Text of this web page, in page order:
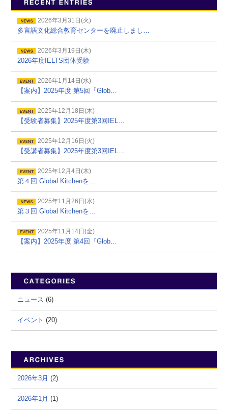
2026年3月31日(火)
多言語文化総合教育センターを廃止しまし…
2026年3月19日(木)
2026年度IELTS団体受験
2026年1月14日(水)
【案内】2025年度 第5回『Glob…
2025年12月18日(木)
【受験者募集】2025年度第3回IEL…
2025年12月16日(火)
【受講者募集】2025年度第3回IEL…
2025年12月4日(木)
第４回 Global Kitchenを…
2025年11月26日(水)
第３回 Global Kitchenを…
2025年11月14日(金)
【案内】2025年度 第4回『Glob…
ニュース (6)
イベント (20)
2026年3月 (2)
2026年1月 (1)